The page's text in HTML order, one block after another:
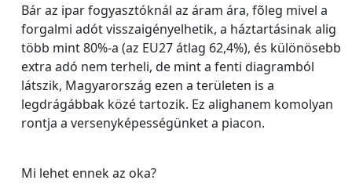
Bár az ipar fogyasztóknál az áram ára, fõleg mivel a
forgalmi adót visszaigényelhetik, a háztartásinak alig
több mint 80%-a (az EU27 átlag 62,4%), és különösebb
extra adó nem terheli, de mint a fenti diagramból
látszik, Magyarország ezen a területen is a
legdrágábbak közé tartozik. Ez alighanem komolyan
rontja a versenyképességünket a piacon.
Mi lehet ennek az oka?